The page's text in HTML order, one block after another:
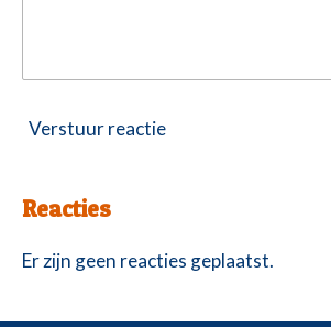
Verstuur reactie
Reacties
Er zijn geen reacties geplaatst.